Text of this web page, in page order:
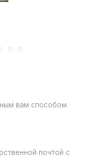
вам способом.
почтой с